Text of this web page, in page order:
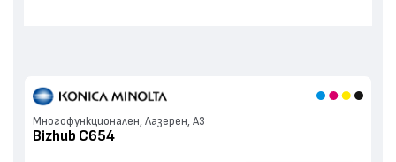
Многофункционален, Лазерен, А3
Bizhub C654